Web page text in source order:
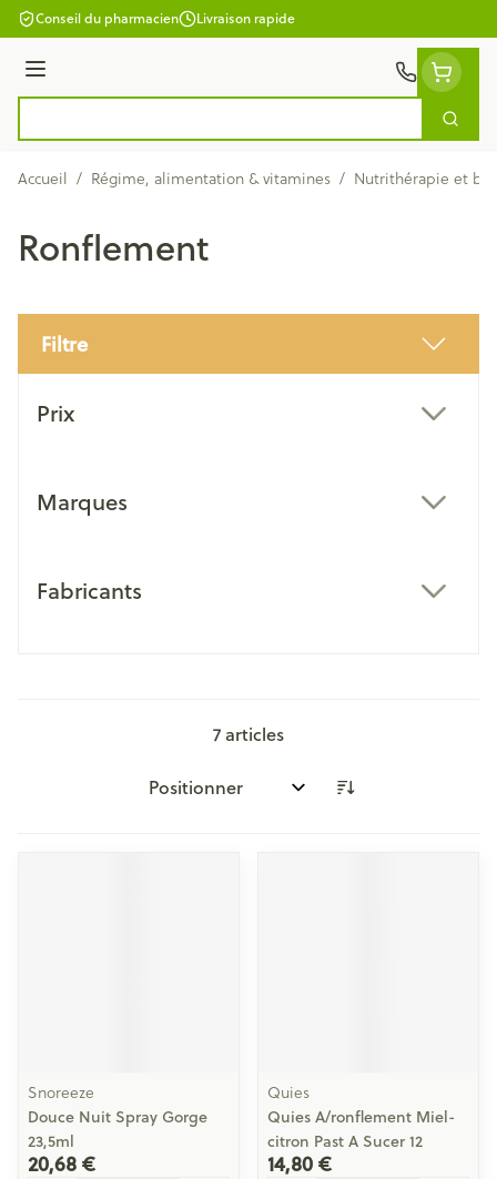
Aller au contenu
Conseil du pharmacien Livraison rapide
Menu
Accueil / Régime, alimentation & vitamines / Nutrithérapie et
Ronflement
Filtre
Prix
Marques
Fabricants
7 articles
Trier par:
Snoreeze
Douce Nuit Spray Gorge
23,5ml
20,68 €
Quies
Quies A/ronflement Miel-
citron Past A Sucer 12
14,80 €